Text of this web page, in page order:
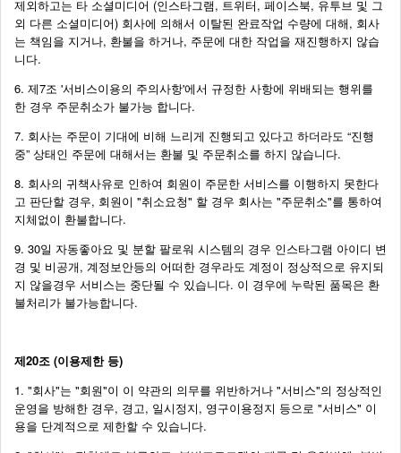
제외하고는 타 소셜미디어 (인스타그램, 트위터, 페이스북, 유투브 및 그
외 다른 소셜미디어) 회사에 의해서 이탈된 완료작업 수량에 대해, 회사
는 책임을 지거나, 환불을 하거나, 주문에 대한 작업을 재진행하지 않습
니다.
6. 제7조 '서비스이용의 주의사항'에서 규정한 사항에 위배되는 행위를
한 경우 주문취소가 불가능 합니다.
7. 회사는 주문이 기대에 비해 느리게 진행되고 있다고 하더라도 “진행
중” 상태인 주문에 대해서는 환불 및 주문취소를 하지 않습니다.
8. 회사의 귀책사유로 인하여 회원이 주문한 서비스를 이행하지 못한다
고 판단할 경우, 회원이 "취소요청" 할 경우 회사는 "주문취소"를 통하여
지체없이 환불합니다.
9. 30일 자동좋아요 및 분할 팔로워 시스템의 경우 인스타그램 아이디 변
경 및 비공개, 계정보안등의 어떠한 경우라도 계정이 정상적으로 유지되
지 않을경우 서비스는 중단될 수 있습니다. 이 경우에 누락된 품목은 환
불처리가 불가능합니다.
제20조 (이용제한 등)
1. "회사"는 "회원"이 이 약관의 의무를 위반하거나 "서비스"의 정상적인
운영을 방해한 경우, 경고, 일시정지, 영구이용정지 등으로 "서비스" 이
용을 단계적으로 제한할 수 있습니다.